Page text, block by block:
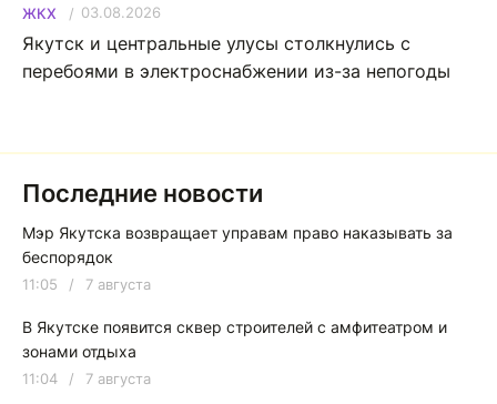
ЖКХ 03.08.2026
Якутск и центральные улусы столкнулись с
перебоями в электроснабжении из-за непогоды
Последние новости
Мэр Якутска возвращает управам право наказывать за
беспорядок
11:05 / 7 августа
В Якутске появится сквер строителей с амфитеатром и
зонами отдыха
11:04 / 7 августа